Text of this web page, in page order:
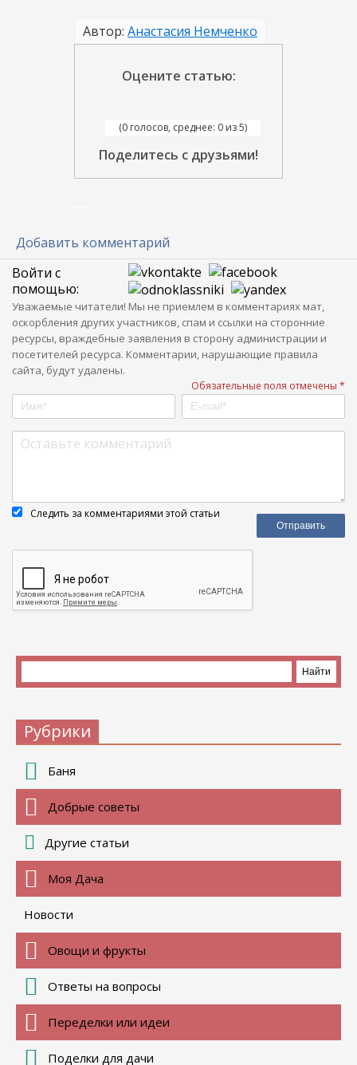
Автор: Анастасия Немченко
Оцените статью:
(0 голосов, среднее: 0 из 5)
Поделитесь с друзьями!
Добавить комментарий
Войти с
помощью:
Уважаемые читатели! Мы не приемлем в комментариях мат,
оскорбления других участников, спам и ссылки на сторонние
ресурсы, враждебные заявления в сторону администрации и
посетителей ресурса. Комментарии, нарушающие правила
сайта, будут удалены.
Обязательные поля отмечены *
Следить за комментариями этой статьи
Рубрики
Баня
Добрые советы
Другие статьи
Моя Дача
Новости
Овощи и фрукты
Ответы на вопросы
Переделки или идеи
Поделки для дачи